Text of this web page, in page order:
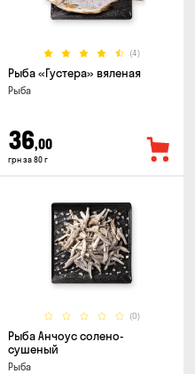
(4)
Рыба «Густера» вяленая
Рыба
36,00
грн за 80 г
(0)
Рыба Анчоус солено-
сушеный
Рыба